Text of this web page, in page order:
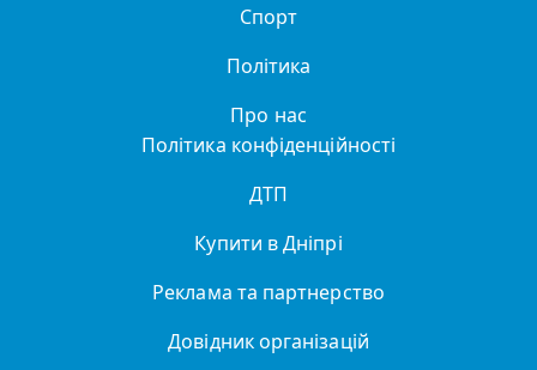
Спорт
Політика
Про нас
Політика конфіденційності
ДТП
Купити в Дніпрі
Реклама та партнерство
Довідник організацій